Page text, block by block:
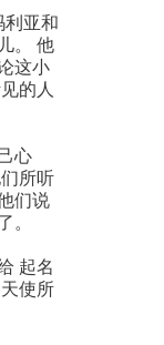
亚和
。 他
这小
的人
心
所听
们说
。
起名
使所